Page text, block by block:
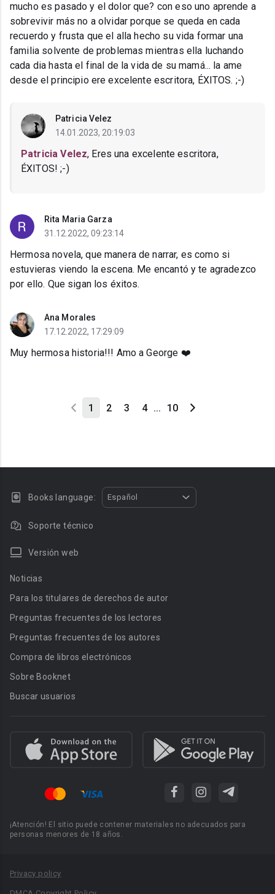
mucho es pasado y el dolor que? con eso uno aprende a
sobrevivir más no a olvidar porque se queda en cada
recuerdo y frusta que el alla hecho su vida formar una
familia solvente de problemas mientras ella luchando
cada dia hasta el final de la vida de su mamá... la ame
desde el principio ere excelente escritora, ÉXITOS. ;-)
Patricia Velez
14.01.2023, 20:19:03
Patricia Velez, Eres una excelente escritora,
ÉXITOS! ;-)
Rita Maria Garza
31.12.2022, 09:23:14
Hermosa novela, que manera de narrar, es como si
estuvieras viendo la escena. Me encantó y te agradezco
por ello. Que sigan los éxitos.
Ana Morales
17.12.2022, 17:29:09
Muy hermosa historia!!! Amo a George ❤️
1 2 3 4 ... 10
Books language: Español
Soporte técnico
Versión web
Noticias
Para los titulares de derechos de autor
Preguntas frecuentes de los lectores
Preguntas frecuentes de los autores
Compra de libros electrónicos
Sobre Booknet
Buscar usuarios
¡Atención! El sitio puede contener materiales no adecuados para
personas menores de 18 años.
Privacy policy